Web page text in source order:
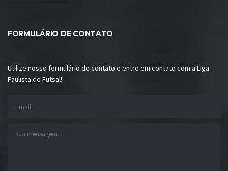
FORMULÁRIO DE CONTATO
Utilize nosso formulário de contato e entre em contato com a Liga
Paulista de Futsal!